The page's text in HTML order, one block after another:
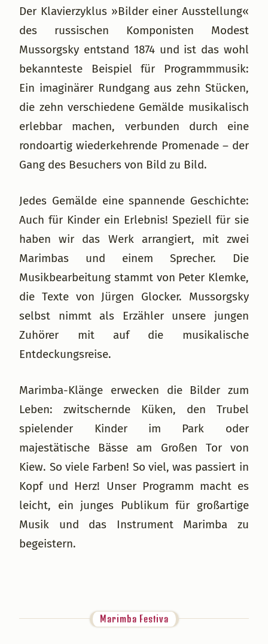
Der Klavierzyklus »Bilder einer Ausstellung«
des russischen Komponisten Modest
Mussorgsky entstand 1874 und ist das wohl
bekannteste Beispiel für Programmmusik:
Ein imaginärer Rundgang aus zehn Stücken,
die zehn verschiedene Gemälde musikalisch
erlebbar machen, verbunden durch eine
rondoartig wiederkehrende Promenade – der
Gang des Besuchers von Bild zu Bild.
Jedes Gemälde eine spannende Geschichte:
Auch für Kinder ein Erlebnis! Speziell für sie
haben wir das Werk arrangiert, mit zwei
Marimbas und einem Sprecher. Die
Musikbearbeitung stammt von Peter Klemke,
die Texte von Jürgen Glocker. Mussorgsky
selbst nimmt als Erzähler unsere jungen
Zuhörer mit auf die musikalische
Entdeckungsreise.
Marimba-Klänge erwecken die Bilder zum
Leben: zwitschernde Küken, den Trubel
spielender Kinder im Park oder
majestätische Bässe am Großen Tor von
Kiew. So viele Farben! So viel, was passiert in
Kopf und Herz! Unser Programm macht es
leicht, ein junges Publikum für großartige
Musik und das Instrument Marimba zu
begeistern.
Marimba Festiva